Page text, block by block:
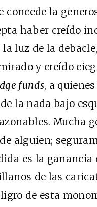
concede la
haber creído
la luz de la
y creído
funds, a
la nada bajo
Mucha
alguien;
es la ganancia
de las
de esta